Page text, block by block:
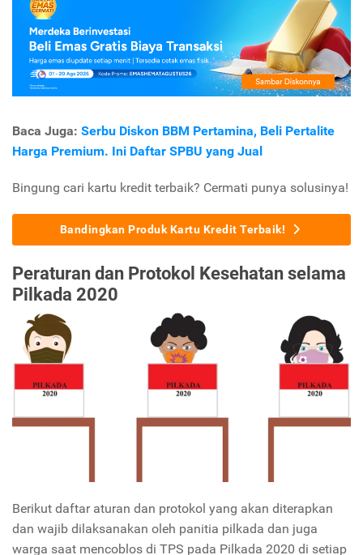
Baca Juga: Serbu Diskon BBM Pertamina, Beli Pertalite
Harga Premium. Ini Daftar SPBU yang Jual
Bingung cari kartu kredit terbaik? Cermati punya solusinya!
Bandingkan Produk Kartu Kredit Terbaik!
Peraturan dan Protokol Kesehatan selama
Pilkada 2020
Berikut daftar aturan dan protokol yang akan diterapkan
dan wajib dilaksanakan oleh panitia pilkada dan juga
warga saat mencoblos di TPS pada Pilkada 2020 di setiap